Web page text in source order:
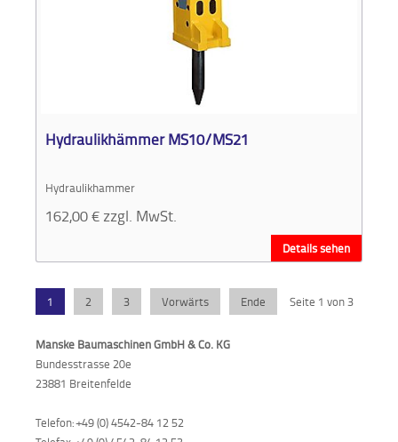
Hydraulikhämmer MS10/MS21
Hydraulikhammer
162,00€ zzgl. MwSt.
Details sehen
Seite 1 von 3
1 2 3 Vorwärts Ende
Manske Baumaschinen GmbH & Co. KG
Bundesstrasse 20e
23881 Breitenfelde
Telefon: +49 (0) 4542-84 12 52